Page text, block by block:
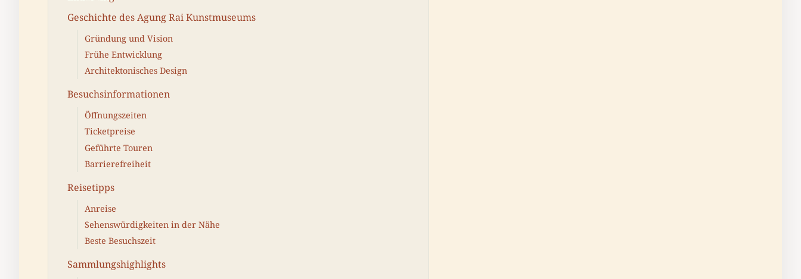
Geschichte des Agung Rai Kunstmuseums
Gründung und Vision
Frühe Entwicklung
Architektonisches Design
Besuchsinformationen
Öffnungszeiten
Ticketpreise
Geführte Touren
Barrierefreiheit
Reisetipps
Anreise
Sehenswürdigkeiten in der Nähe
Beste Besuchszeit
Sammlungshighlights